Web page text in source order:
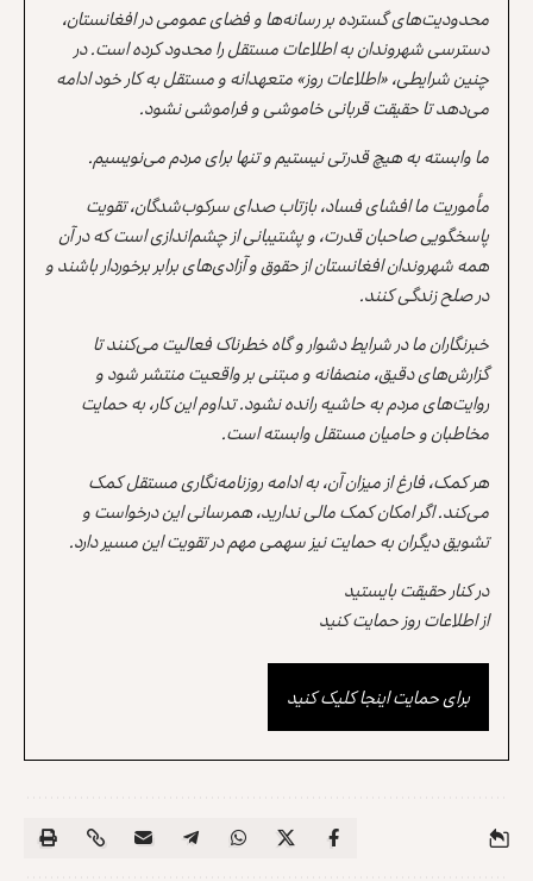
محدودیت‌های گسترده بر رسانه‌ها و فضای عمومی در افغانستان،
دسترسی شهروندان به اطلاعات مستقل را محدود کرده است. در
چنین شرایطی، «اطلاعات روز» متعهدانه و مستقل به کار خود ادامه
می‌دهد تا حقیقت قربانی خاموشی و فراموشی نشود.
ما وابسته به هیچ قدرتی نیستیم و تنها برای مردم می‌نویسیم.
مأموریت ما افشای فساد، بازتاب صدای سرکوب‌شدگان، تقویت
پاسخگویی صاحبان قدرت، و پشتیبانی از چشم‌اندازی است که در آن
همه شهروندان افغانستان از حقوق و آزادی‌های برابر برخوردار باشند و
در صلح زندگی کنند.
خبرنگاران ما در شرایط دشوار و گاه خطرناک فعالیت می‌کنند تا
گزارش‌های دقیق، منصفانه و مبتنی بر واقعیت منتشر شود و
روایت‌های مردم به حاشیه رانده نشود. تداوم این کار، به حمایت
مخاطبان و حامیان مستقل وابسته است.
هر کمک، فارغ از میزان آن، به ادامه روزنامه‌نگاری مستقل کمک
می‌کند. اگر امکان کمک مالی ندارید، همرسانی این درخواست و
تشویق دیگران به حمایت نیز سهمی مهم در تقویت این مسیر دارد.
در کنار حقیقت بایستید
از اطلاعات روز حمایت کنید
برای حمایت اینجا کلیک کنید